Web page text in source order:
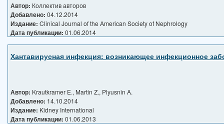
Автор: Коллектив авторов
Добавлено: 04.12.2014
Издание: Clinical Journal of the American Society of Nephrology
Дата публикации: 01.06.2014
Хантавирусная инфекция: возникающее инфекционное
Автор: Krautkramer E., Martin Z., Plyusnin A.
Добавлено: 14.10.2014
Издание: Kidney International
Дата публикации: 01.06.2013